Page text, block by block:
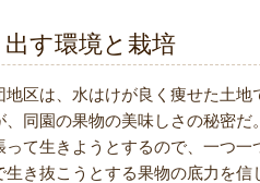
す環境と栽培
区は、水はけが良く痩せた土
同園の果物の美味しさの秘密
て生きようとするので、一つ
き抜こうとする果物の底力を